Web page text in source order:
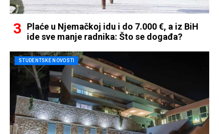
Plaće u Njemačkoj idu i do 7.000 €, a iz BiH
ide sve manje radnika: Što se događa?
STUDENTSKE NOVOSTI